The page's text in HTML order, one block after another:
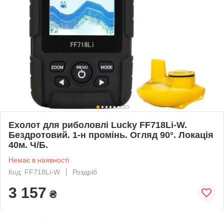
Ехолот для риболовлі Lucky FF718Li-W.
Бездротовий. 1-н промінь. Огляд 90°. Локація
40м. Ч/Б.
Немає в наявності
Код: FF718Li-W
Роздріб
3 157 ₴